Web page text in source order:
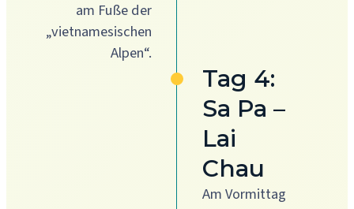
am Fuße der
„vietnamesischen
Alpen“.
Tag 4:
Sa Pa –
Lai
Chau
Am Vormittag